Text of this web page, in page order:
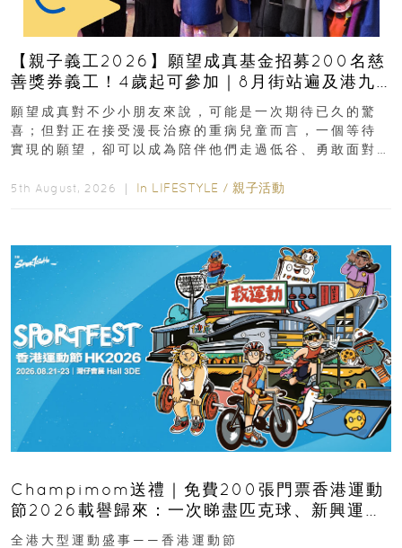
【親子義工2026】願望成真基金招募200名慈
善獎券義工！4歲起可參加｜8月街站遍及港九
新界
願望成真對不少小朋友來說，可能是一次期待已久的驚
喜；但對正在接受漫長治療的重病兒童而言，一個等待
實現的願望，卻可以成為陪伴他們走過低谷、勇敢面對
5th August, 2026 ｜ In LIFESTYLE / 親子活動
Champimom送禮｜免費200張門票香港運動
節2026載譽歸來：一次睇盡匹克球、新興運
動、街舞比賽＋逾百運動品牌展覽
全港大型運動盛事——香港運動節